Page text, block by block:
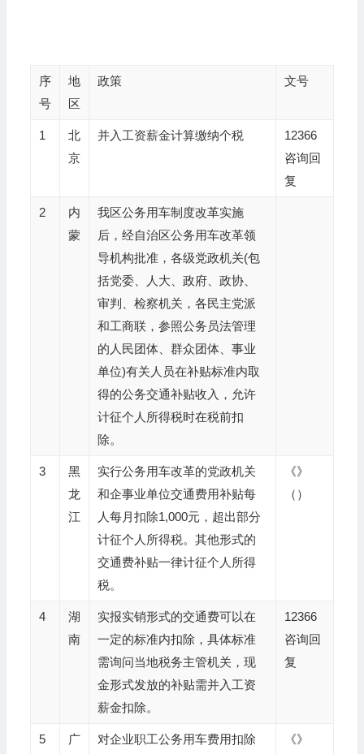
序
号
地
区
政策 文号
1
北
京
并入工资薪金计算缴纳个税
12366
咨询回
复
2
内
蒙
我区公务用车制度改革实施
后，经自治区公务用车改革领
导机构批准，各级党政机关(包
括党委、人大、政府、政协、
审判、检察机关，各民主党派
和工商联，参照公务员法管理
的人民团体、群众团体、事业
单位)有关人员在补贴标准内取
得的公务交通补贴收入，允许
计征个人所得税时在税前扣
除。
3
黑
龙
江
实行公务用车改革的党政机关
和企事业单位交通费用补贴每
人每月扣除1,000元，超出部分
计征个人所得税。其他形式的
交通费补贴一律计征个人所得
税。
《》
（）
4
湖
南
实报实销形式的交通费可以在
一定的标准内扣除，具体标准
需询问当地税务主管机关，现
金形式发放的补贴需并入工资
薪金扣除。
12366
咨询回
复
5
广
对企业职工公务用车费用扣除
《》